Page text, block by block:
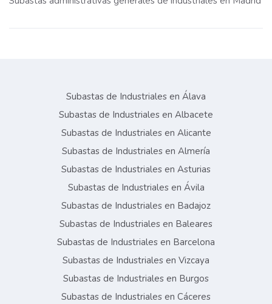
Subastas de Industriales en Álava
Subastas de Industriales en Albacete
Subastas de Industriales en Alicante
Subastas de Industriales en Almería
Subastas de Industriales en Asturias
Subastas de Industriales en Ávila
Subastas de Industriales en Badajoz
Subastas de Industriales en Baleares
Subastas de Industriales en Barcelona
Subastas de Industriales en Vizcaya
Subastas de Industriales en Burgos
Subastas de Industriales en Cáceres